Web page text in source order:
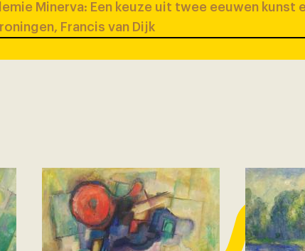
Minerva: Een keuze uit twee eeuwen kunst
Francis van Dijk